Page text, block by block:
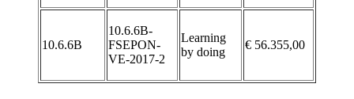
10.6.6B
10.6.6B-
FSEPON-
VE-2017-2
Learning
by doing
€ 56.355,00